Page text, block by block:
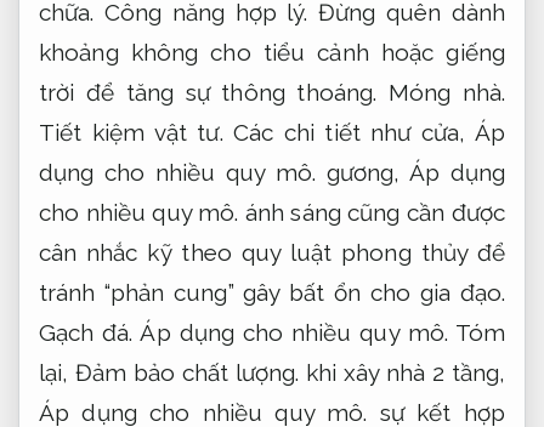
chữa. Công năng hợp lý. Đừng quên dành
khoảng không cho tiểu cảnh hoặc giếng
trời để tăng sự thông thoáng. Móng nhà.
Tiết kiệm vật tư. Các chi tiết như cửa, Áp
dụng cho nhiều quy mô. gương, Áp dụng
cho nhiều quy mô. ánh sáng cũng cần được
cân nhắc kỹ theo quy luật phong thủy để
tránh “phản cung” gây bất ổn cho gia đạo.
Gạch đá. Áp dụng cho nhiều quy mô. Tóm
lại,Đảm bảo chất lượng. khi xây nhà 2 tầng,
Áp dụng cho nhiều quy mô. sự kết hợp